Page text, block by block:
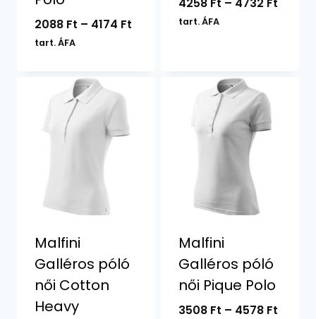
2088 Ft – 4174 FtÁrtartomány:
tart. ÁFA
tart. ÁFA
Malfini
Galléros póló
női Cotton
Heavy
Malfini
Galléros póló
női Pique Polo
3508 Ft – 4578 Ft